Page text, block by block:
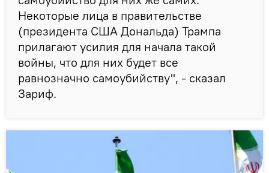
Некоторые лица в правительстве
(президента США Дональда) Трампа
прилагают усилия для начала такой
войны, что для них будет все
равнозначно самоубийству", - сказал
Зариф.